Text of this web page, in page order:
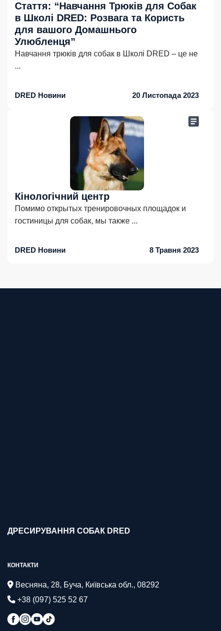
Стаття: “Навчання Трюків для Собак
в Школі DRED: Розвага та Користь
для вашого Домашнього
Улюбленця”
Навчання трюків для собак в Школі DRED – це не
...
DRED Новини 20 Листопада 2023
Кінологічний центр
Помимо открытых тренировочных площадок и
гостиницы для собак, мы также ...
DRED Новини 8 Травня 2023
ДРЕСИРУВАННЯ СОБАК DRED
КОНТАКТИ
Весняна, 28, Буча, Київська обл., 08292
+38 (097) 525 52 67